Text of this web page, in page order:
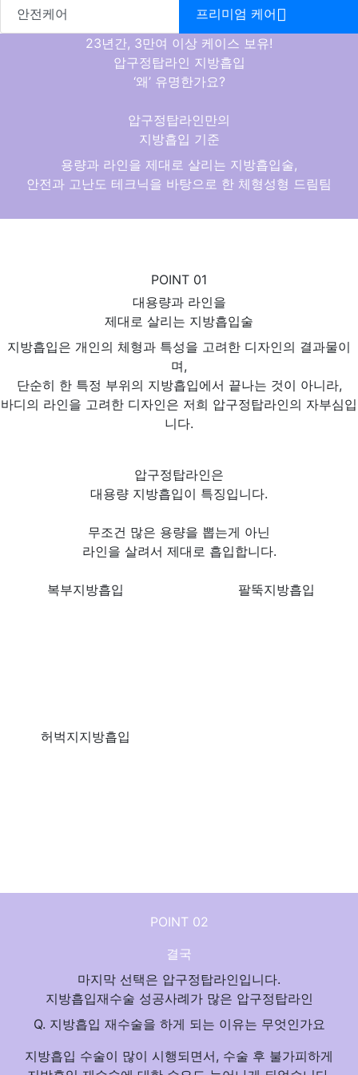
안전케어
프리미엄 케어
23년간, 3만여 이상 케이스 보유!
압구정탑라인 지방흡입
‘왜’ 유명한가요?
압구정탑라인만의
지방흡입 기준
용량과 라인을 제대로 살리는 지방흡입술,
안전과 고난도 테크닉을 바탕으로 한 체형성형 드림팀
POINT 01
대용량과 라인을
제대로 살리는 지방흡입술
지방흡입은 개인의 체형과 특성을 고려한 디자인의 결과물이
며,
단순히 한 특정 부위의 지방흡입에서 끝나는 것이 아니라,
바디의 라인을 고려한 디자인은 저희 압구정탑라인의 자부심입
니다.
압구정탑라인은
대용량 지방흡입이 특징입니다.
무조건 많은 용량을 뽑는게 아닌
라인을 살려서 제대로 흡입합니다.
복부지방흡입
팔뚝지방흡입
허벅지지방흡입
POINT 02
결국
마지막 선택은 압구정탑라인입니다.
지방흡입재수술 성공사례가 많은 압구정탑라인
Q. 지방흡입 재수술을 하게 되는 이유는 무엇인가요
지방흡입 수술이 많이 시행되면서, 수술 후 불가피하게